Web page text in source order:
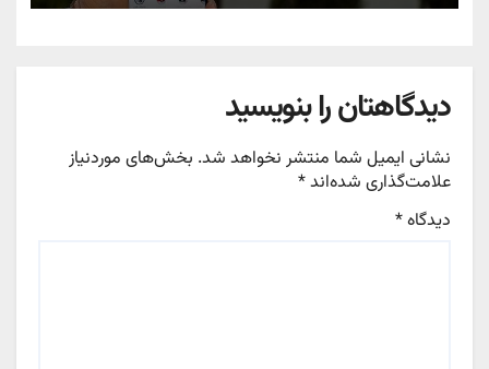
دیدگاهتان را بنویسید
نشانی ایمیل شما منتشر نخواهد شد. بخش‌های موردنیاز
علامت‌گذاری شده‌اند*
دیدگاه*